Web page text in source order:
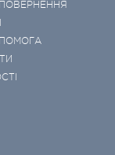
ПОВЕРНЕННЯ